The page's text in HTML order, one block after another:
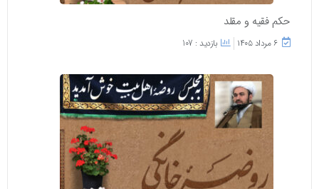
حکم فقیه و مقلد
۶ مرداد ۱۴۰۵ بازدید : 107